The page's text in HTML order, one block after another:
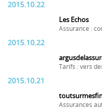
2015.10.22
Les Echos
Assurance :
2015.10.22
Tarifs : vers
2015.10.21
Assurances